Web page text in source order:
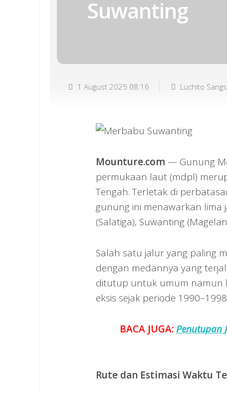
Suwanting
1 August 2025 08:16 Luchito
Mounture.com — Gunung
permukaan laut (mdpl)
Tengah. Terletak di
gunung ini menawarkan lima
(Salatiga), Suwanting
Salah satu jalur yang paling
dengan medannya yang
ditutup untuk umum namun
eksis sejak periode
BACA JUGA:Penutupan
Rute dan Estimasi Waktu